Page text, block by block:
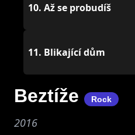
10. Až se probudíš
11. Blikající dům
Beztíže Rock
2016